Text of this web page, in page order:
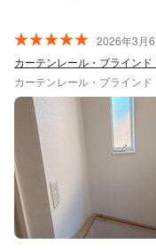
2026年3月
カーテンレール・ブライン
カーテンレール・ブライン